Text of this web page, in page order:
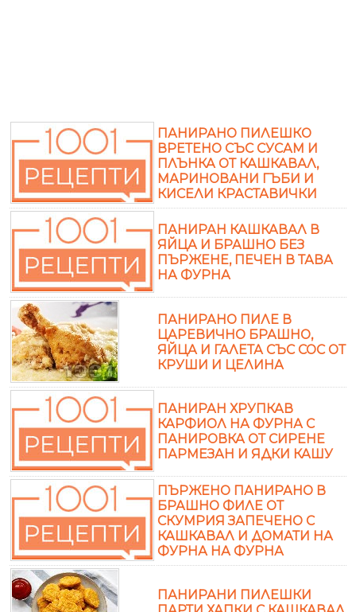
ПАНИРАНО ПИЛЕШКО
ВРЕТЕНО СЪС СУСАМ И
ПЛЪНКА ОТ КАШКАВАЛ,
МАРИНОВАНИ ГЪБИ И
КИСЕЛИ КРАСТАВИЧКИ
ПАНИРАН КАШКАВАЛ В
ЯЙЦА И БРАШНО БЕЗ
ПЪРЖЕНЕ, ПЕЧЕН В ТАВА
НА ФУРНА
ПАНИРАНО ПИЛЕ В
ЦАРЕВИЧНО БРАШНО,
ЯЙЦА И ГАЛЕТА СЪС СОС ОТ
КРУШИ И ЦЕЛИНА
ПАНИРАН ХРУПКАВ
КАРФИОЛ НА ФУРНА С
ПАНИРОВКА ОТ СИРЕНЕ
ПАРМЕЗАН И ЯДКИ КАШУ
ПЪРЖЕНО ПАНИРАНО В
БРАШНО ФИЛЕ ОТ
СКУМРИЯ ЗАПЕЧЕНО С
КАШКАВАЛ И ДОМАТИ НА
ФУРНА НА ФУРНА
ПАНИРАНИ ПИЛЕШКИ